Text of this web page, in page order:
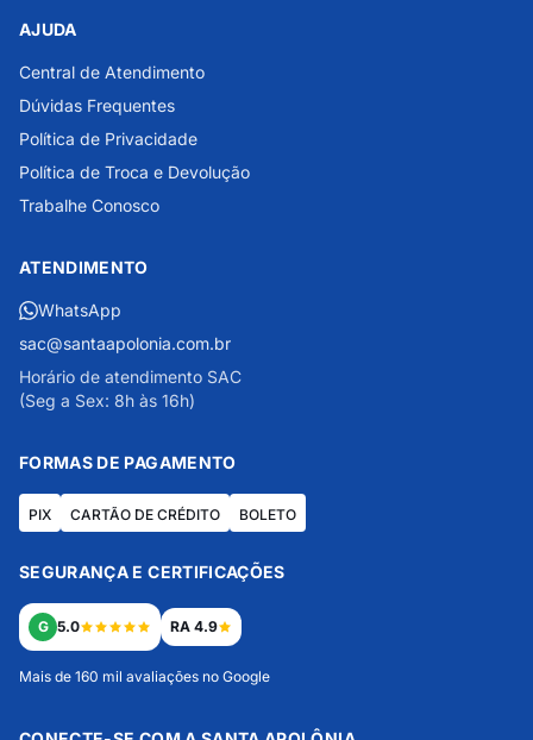
AJUDA
Central de Atendimento
Dúvidas Frequentes
Política de Privacidade
Política de Troca e Devolução
Trabalhe Conosco
ATENDIMENTO
WhatsApp
sac@santaapolonia.com.br
Horário de atendimento SAC
(Seg a Sex: 8h às 16h)
FORMAS DE PAGAMENTO
PIX CARTÃO DE CRÉDITO BOLETO
SEGURANÇA E CERTIFICAÇÕES
G 5.0 RA 4.9
Mais de 160 mil avaliações no Google